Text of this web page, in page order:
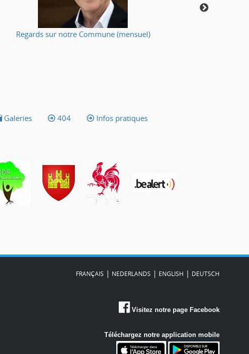
Regards sur notre Commune (mensuel)
Galeries 404 Infos pratiques
FRANÇAIS | NEDERLANDS | ENGLISH | DEUTSCH
Visitez notre page Facebook
Téléchargez notre application mobile